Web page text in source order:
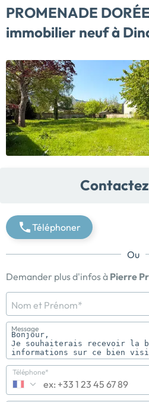
PROMENADE
immobilier neuf à
Téléphoner
Ou
Demander plus d'infos à Pierre
Nom et Prénom*
Message
Téléphone*